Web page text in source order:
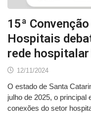
15ª
Hospitais
rede
12/11/2024
O estado de Santa
julho de 2025, o principal
conexões do setor